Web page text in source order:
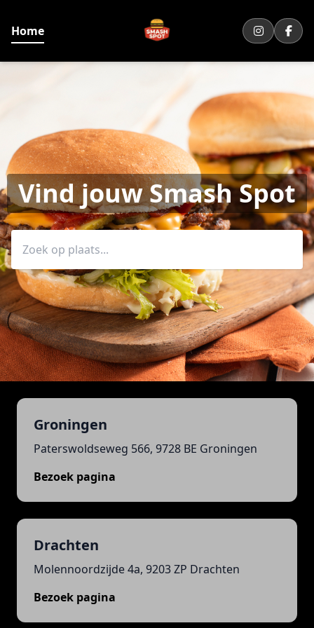
Home
Vind jouw Smash Spot
Groningen
Paterswoldseweg 566, 9728 BE Groningen
Bezoek pagina
Drachten
Molennoordzijde 4a, 9203 ZP Drachten
Bezoek pagina